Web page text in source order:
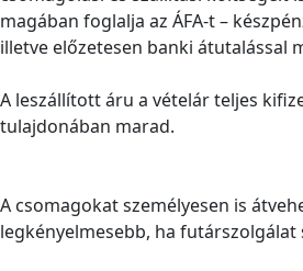
magában foglalja az ÁFA-t –
illetve előzetesen banki átutalással
A leszállított áru a vételár teljes
tulajdonában marad.
A csomagokat személyesen is
legkényelmesebb, ha futárszolgálat